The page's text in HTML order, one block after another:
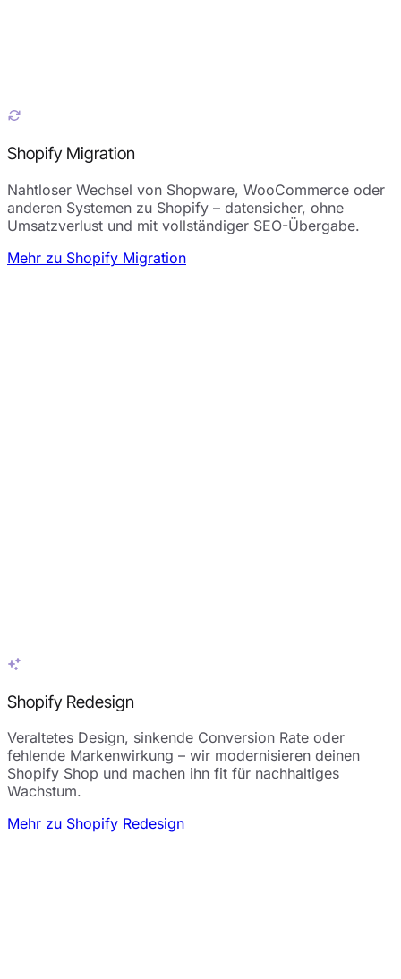
Shopify Migration
Nahtloser Wechsel von Shopware, WooCommerce oder
anderen Systemen zu Shopify – datensicher, ohne
Umsatzverlust und mit vollständiger SEO-Übergabe.
Mehr zu Shopify Migration
Shopify Redesign
Veraltetes Design, sinkende Conversion Rate oder
fehlende Markenwirkung – wir modernisieren deinen
Shopify Shop und machen ihn fit für nachhaltiges
Wachstum.
Mehr zu Shopify Redesign